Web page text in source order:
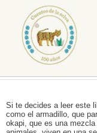
Si te decides a leer este
como el armadillo, que
okapi, que es una